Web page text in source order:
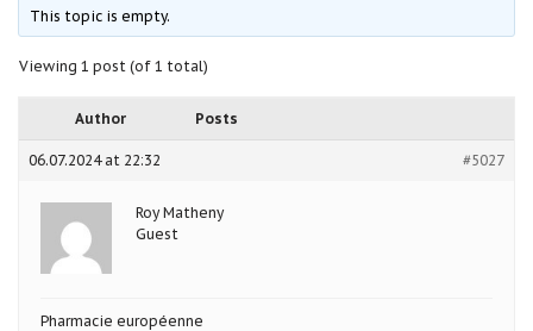
This topic is empty.
Viewing 1 post (of 1 total)
Author Posts
06.07.2024 at 22:32 #5027
Roy Matheny
Guest
Pharmacie européenne